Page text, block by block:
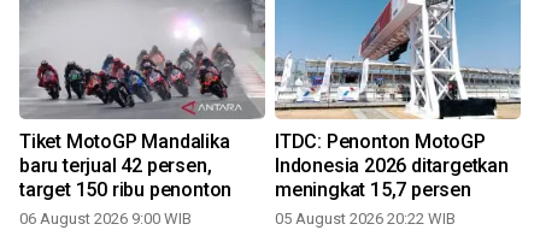
Tiket MotoGP Mandalika
baru terjual 42 persen,
target 150 ribu penonton
06 August 2026 9:00 WIB
ITDC: Penonton MotoGP
Indonesia 2026 ditargetkan
meningkat 15,7 persen
05 August 2026 20:22 WIB